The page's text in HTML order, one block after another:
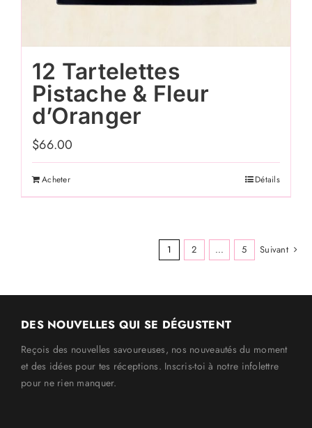
12 Tartelettes
Pistache & Fleur
d’Oranger
$66.00
Acheter Détails
1 2 ... 5 Suivant
DES NOUVELLES QUI SE DÉGUSTENT
Reçois des nouvelles savoureuses, nos nouveautés du moment
et des idées pour tes réceptions. Inscris-toi à notre infolettre
pour ne rien manquer.